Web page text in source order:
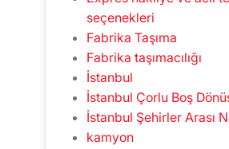
seçenekleri
Fabrika Taşıma
Fabrika taşımacılığı
İstanbul
İstanbul Çorlu Boş
İstanbul Şehirler Arası
kamyon